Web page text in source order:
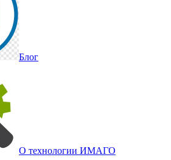
Блог
О технологии ИМАГО